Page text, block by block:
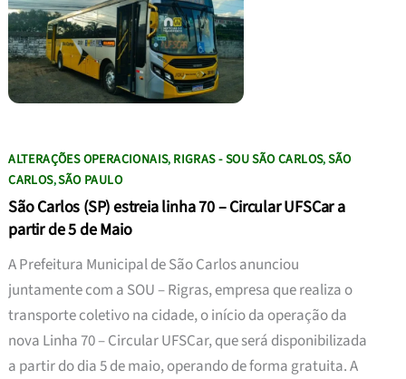
ALTERAÇÕES OPERACIONAIS, RIGRAS - SOU SÃO CARLOS,SÃO
CARLOS,SÃO PAULO
São Carlos (SP) estreia linha 70 – Circular UFSCar a
partir de 5 de Maio
A Prefeitura Municipal de São Carlos anunciou
juntamente com a SOU – Rigras, empresa que realiza o
transporte coletivo na cidade, o início da operação da
nova Linha 70 – Circular UFSCar, que será disponibilizada
a partir do dia 5 de maio, operando de forma gratuita. A